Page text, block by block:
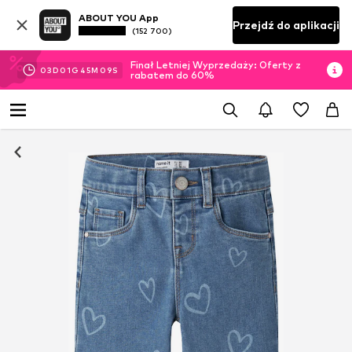
ABOUT YOU App
(152 700) Przejdź do aplikacji
03D 01 G 45M 08S
Finał Letniej Wyprzedaży: Oferty z
rabatem do 60%